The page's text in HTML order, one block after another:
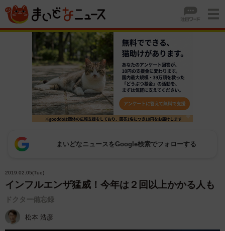
まいどなニュースをGoogle検索でフォローする
2019.02.05(Tue)
インフルエンザ猛威！今年は２回以上かかる人も
ドクター備忘録
松本 浩彦